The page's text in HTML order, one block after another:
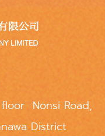
Nonsi Road,
District